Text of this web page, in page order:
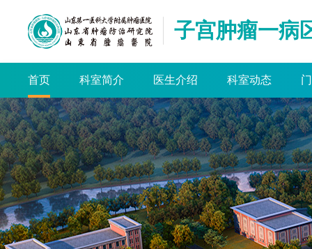
子宫肿瘤一病
首页 科室简介 医生介绍 科室动态